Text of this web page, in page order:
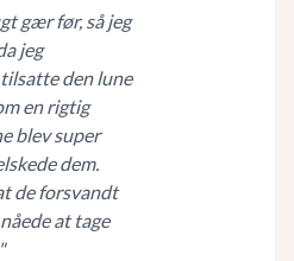
gær før, så jeg
jeg
den lune
en rigtig
blev super
dem.
de forsvandt
at tage